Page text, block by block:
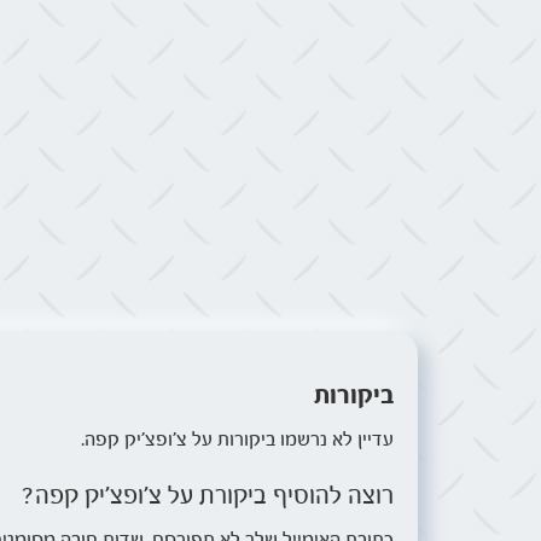
ביקורות
עדיין לא נרשמו ביקורות על צ׳ופצ׳יק קפה.
רוצה להוסיף ביקורת על צ׳ופצ׳יק קפה?